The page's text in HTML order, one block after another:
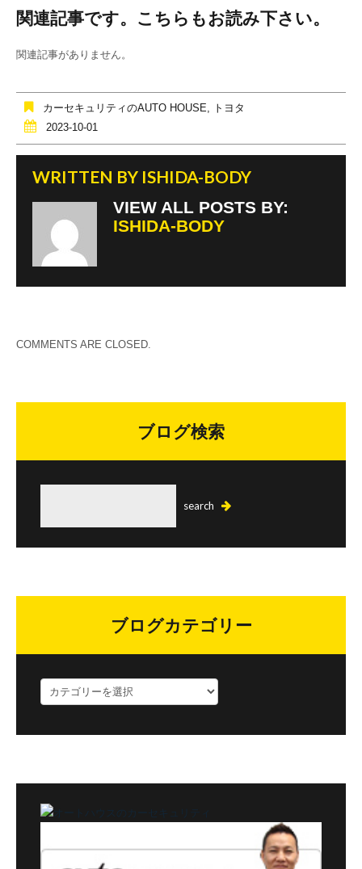
c
e
o
o
k
tt
er
e
関連記事です。こちらもお読み下さい。
関連記事がありません。
カーセキュリティのAUTO HOUSE
トヨタ
2023-10-01
WRITTEN BY ISHIDA-BODY
VIEW ALL POSTS BY:
ISHIDA-BODY
COMMENTS ARE CLOSED.
ブログ検索
ブログカテゴリー
ロ
ー